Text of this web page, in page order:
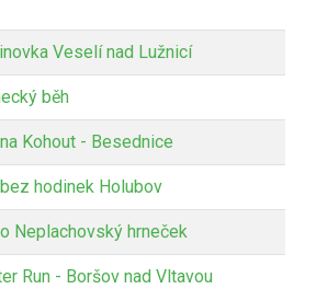
Veselí nad Lužnicí
běh
Kohout - Besednice
hodinek Holubov
Neplachovský hrneček
Run - Boršov nad Vltavou